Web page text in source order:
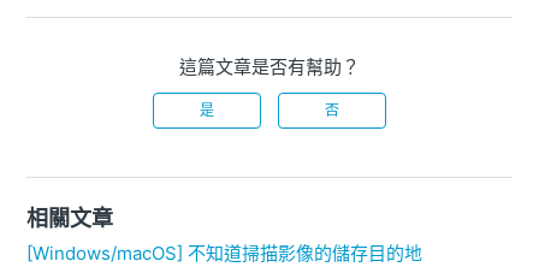
這篇文章是否有幫助？
是 否
相關文章
[Windows/macOS] 不知道掃描影像的儲存目的地